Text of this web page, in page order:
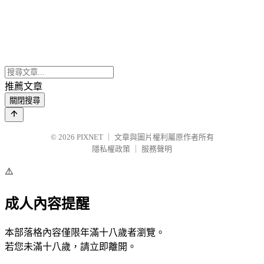
推薦文章
關閉搜尋
© 2026 PIXNET
文章與圖片權利屬原作者所有
隱私權政策
服務聲明
⚠️
成人內容提醒
本部落格內容僅限年滿十八歲者瀏覽。
若您未滿十八歲，請立即離開。